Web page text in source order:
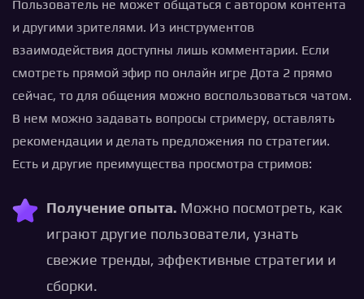
Пользователь не может общаться с автором контента
и другими зрителями. Из инструментов
взаимодействия доступны лишь комментарии. Если
смотреть прямой эфир по онлайн игре Дота 2 прямо
сейчас, то для общения можно воспользоваться чатом.
В нем можно задавать вопросы стримеру, оставлять
рекомендации и делать предложения по стратегии.
Есть и другие преимущества просмотра стримов:
Получение опыта. Можно посмотреть, как
играют другие пользователи, узнать
свежие тренды, эффективные стратегии и
сборки.